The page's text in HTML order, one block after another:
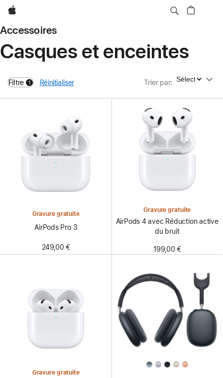
Apple
Accessoires
Casques et enceintes
Filtre 1
filters active
Réinitialiser Trier par: Trier par
Gravure gratuite
AirPods Pro 3
249,00 €
Gravure gratuite
AirPods 4 avec Réduction active
du bruit
199,00 €
Gravure gratuite